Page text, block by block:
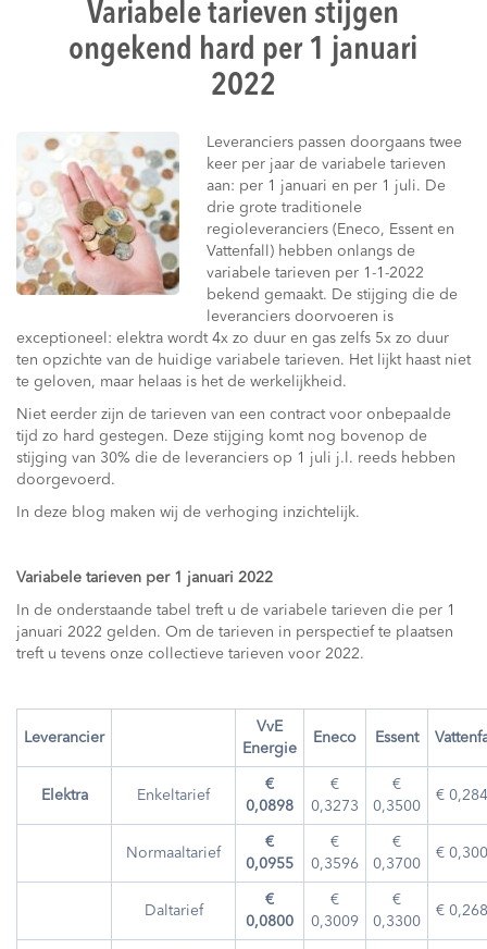
Variabele tarieven stijgen
ongekend hard per 1 januari
2022
Leveranciers passen doorgaans twee
keer per jaar de variabele tarieven
aan: per 1 januari en per 1 juli. De
drie grote traditionele
regioleveranciers (Eneco, Essent en
Vattenfall) hebben onlangs de
variabele tarieven per 1-1-2022
bekend gemaakt. De stijging die de
leveranciers doorvoeren is
exceptioneel: elektra wordt 4x zo duur en gas zelfs 5x zo duur
ten opzichte van de huidige variabele tarieven. Het lijkt haast niet
te geloven, maar helaas is het de werkelijkheid.
Niet eerder zijn de tarieven van een contract voor onbepaalde
tijd zo hard gestegen. Deze stijging komt nog bovenop de
stijging van 30% die de leveranciers op 1 juli j.l. reeds hebben
doorgevoerd.
In deze blog maken wij de verhoging inzichtelijk.
Variabele tarieven per 1 januari 2022
In de onderstaande tabel treft u de variabele tarieven die per 1
januari 2022 gelden. Om de tarieven in perspectief te plaatsen
treft u tevens onze collectieve tarieven voor 2022.
Leverancier
VvE
Energie
Eneco Essent
Elektra Enkeltarief
€
0,0898
€
0,3273
€
0,3500
€
Normaaltarief
€
0,0955
€
0,3596
€
0,3700
€
Daltarief
€
0,0800
€
0,3009
€
0,3300
€